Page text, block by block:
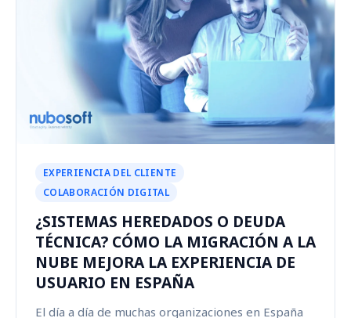
EXPERIENCIA DEL CLIENTE
COLABORACIÓN DIGITAL
¿SISTEMAS HEREDADOS O DEUDA
TÉCNICA? CÓMO LA MIGRACIÓN A LA
NUBE MEJORA LA EXPERIENCIA DE
USUARIO EN ESPAÑA
El día a día de muchas organizaciones en España